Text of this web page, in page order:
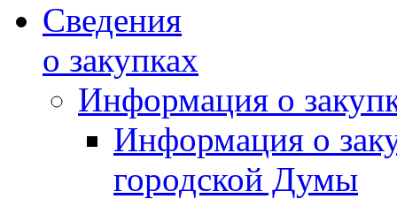
Сведения
о закупках
Информация о
Информация о
городской Думы